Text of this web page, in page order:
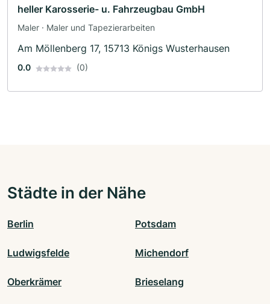
heller Karosserie- u. Fahrzeugbau GmbH
Maler · Maler und Tapezierarbeiten
Am Möllenberg 17, 15713 Königs Wusterhausen
0.0 (0)
Städte in der Nähe
Berlin Potsdam
Ludwigsfelde Michendorf
Oberkrämer Brieselang